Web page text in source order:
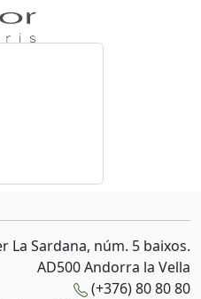
La Sardana, núm. 5 baixos.
AD500 Andorra la Vella
(+376) 80 80 80